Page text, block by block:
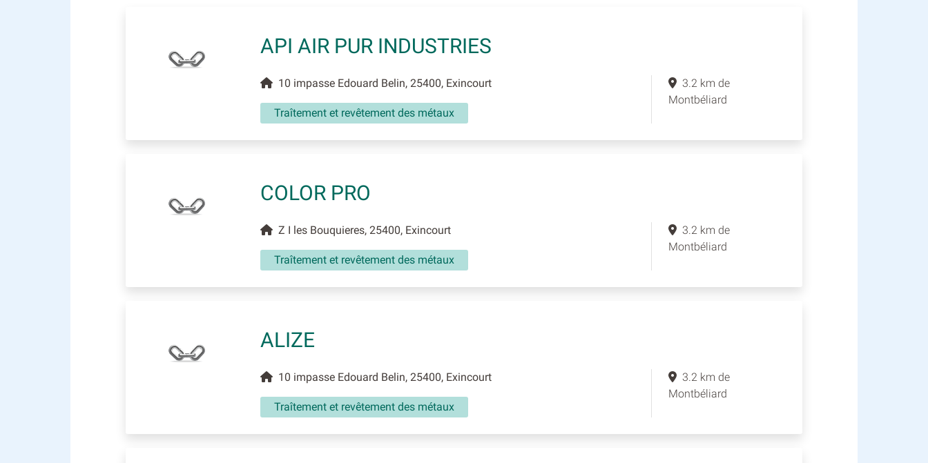
API AIR PUR INDUSTRIES
10 impasse Edouard Belin, 25400, Exincourt
Traîtement et revêtement des métaux
3.2 km de
Montbéliard
COLOR PRO
Z I les Bouquieres, 25400, Exincourt
Traîtement et revêtement des métaux
3.2 km de
Montbéliard
ALIZE
10 impasse Edouard Belin, 25400, Exincourt
Traîtement et revêtement des métaux
3.2 km de
Montbéliard